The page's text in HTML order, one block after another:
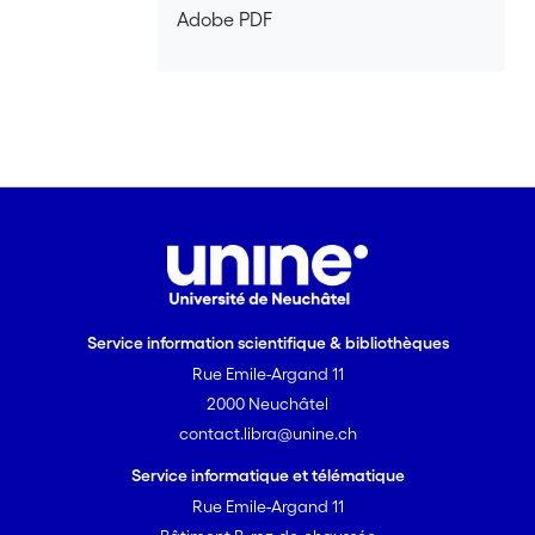
Adobe PDF
Service information scientifique & bibliothèques
Rue Emile-Argand 11
2000 Neuchâtel
contact.libra@unine.ch
Service informatique et télématique
Rue Emile-Argand 11